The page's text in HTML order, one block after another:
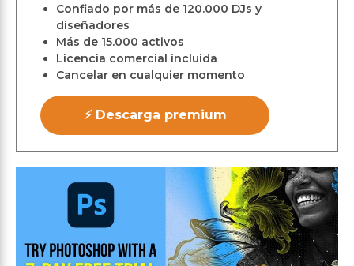
Confiado por más de 120.000 DJs y
diseñadores
Más de 15.000 activos
Licencia comercial incluida
Cancelar en cualquier momento
⚡ Descarga premium